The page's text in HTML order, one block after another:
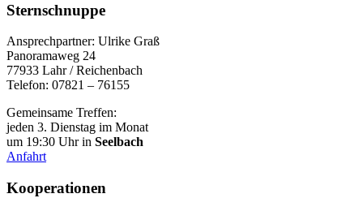
Sternschnuppe
Ansprechpartner: Ulrike Graß
Panoramaweg 24
77933 Lahr / Reichenbach
Telefon: 07821 – 76155
Gemeinsame Treffen:
jeden 3. Dienstag im Monat
um 19:30 Uhr in Seelbach
Anfahrt
Kooperationen